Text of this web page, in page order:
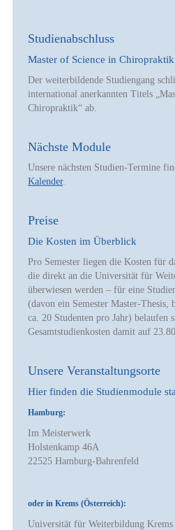
Studienabschluss
Master of Science in Chiropraktik
Der weiterbildende Studiengang
international anerkannten Titels
Chiropraktik“ ab.
Nächste Module
Unsere nächsten Studien-Termine
Kalender.
Preise
Die Kosten im Überblick
Pro Semester liegen die Kosten für
die direkt an die Universität für
überwiesen werden – für eine
(davon ein Semester Master-Thesis,
ca. 20 Studenten pro Jahr) belaufen
Gesamtstudienkosten damit auf
Unsere Veranstaltungsorte
Hier finden die Studienmodule
Hamburg:
Im Meisterwerk
Holstenkamp 46A
22525 Hamburg-Bahrenfeld
oder in Krems (Österreich):
Universität für Weiterbildung Krems